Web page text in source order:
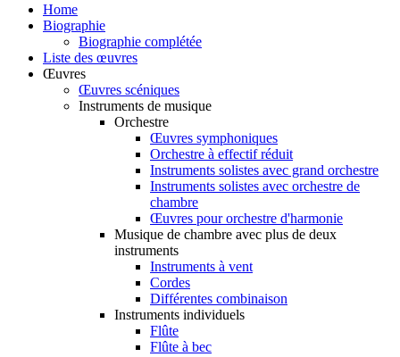
Home
Biographie
Biographie complétée
Liste des œuvres
Œuvres
Œuvres scéniques
Instruments de musique
Orchestre
Œuvres symphoniques
Orchestre à effectif réduit
Instruments solistes avec grand orchestre
Instruments solistes avec orchestre de
chambre
Œuvres pour orchestre d'harmonie
Musique de chambre avec plus de deux
instruments
Instruments à vent
Cordes
Différentes combinaison
Instruments individuels
Flûte
Flûte à bec